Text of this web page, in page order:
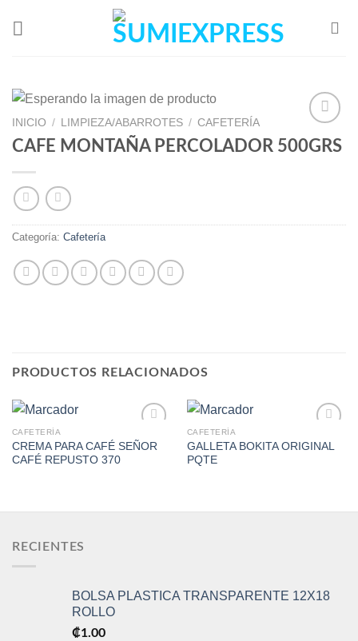
INICIO / LIMPIEZA/ABARROTES / CAFETERÍA
CAFE MONTAÑA PERCOLADOR 500GRS
Categoría: Cafetería
PRODUCTOS RELACIONADOS
CAFETERÍA
CREMA PARA CAFÉ SEÑOR
CAFÉ REPUSTO 370
CAFETERÍA
GALLETA BOKITA ORIGINAL
PQTE
RECIENTES
BOLSA PLASTICA TRANSPARENTE 12X18
ROLLO
₡1.00